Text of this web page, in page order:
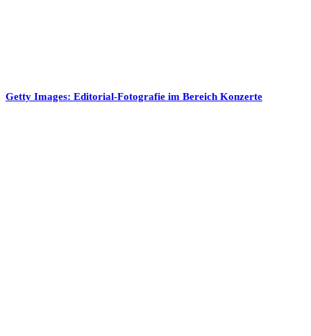
Getty Images: Editorial-Fotografie im Bereich Konzerte